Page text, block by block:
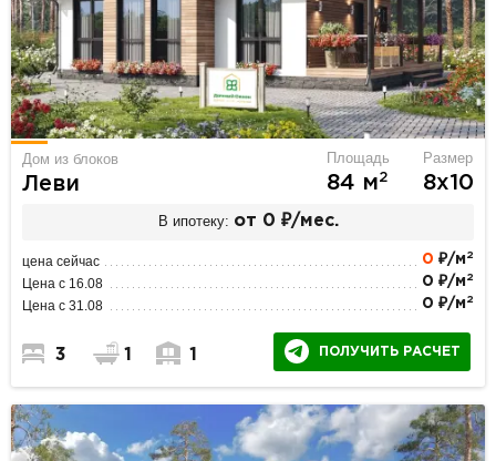
Дом из блоков
Леви
Площадь
84 м2
Размер
8х10
В ипотеку: от 0 ₽/мес.
цена сейчас 0 ₽/м 2
Цена с 16.08 0 ₽/м 2
Цена с 31.08 0 ₽/м 2
3 1 1 ПОЛУЧИТЬ РАСЧЕТ